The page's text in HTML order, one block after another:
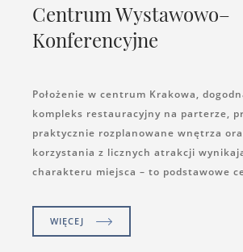
Centrum Wystawowo–
Konferencyjne
Położenie w centrum Krakowa,
kompleks restauracyjny na parterze,
praktycznie rozplanowane wnętrza
korzystania z licznych atrakcji
charakteru miejsca – to podstawowe
WIĘCEJ